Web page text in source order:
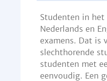
Studenten in
Nederlands en
examens. Dat is
slechthorende
studenten met
eenvoudig. Een